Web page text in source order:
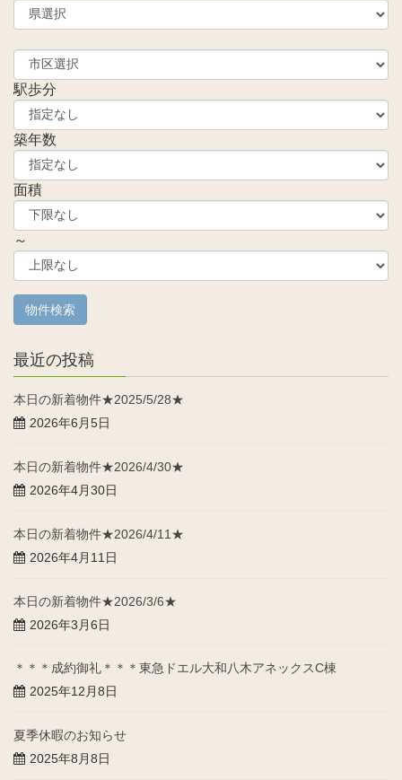
駅歩分
築年数
面積
～
最近の投稿
本日の新着物件★2025/5/28★
2026年6月5日
本日の新着物件★2026/4/30★
2026年4月30日
本日の新着物件★2026/4/11★
2026年4月11日
本日の新着物件★2026/3/6★
2026年3月6日
＊＊＊成約御礼＊＊＊東急ドエル大和八木アネックスC棟
2025年12月8日
夏季休暇のお知らせ
2025年8月8日